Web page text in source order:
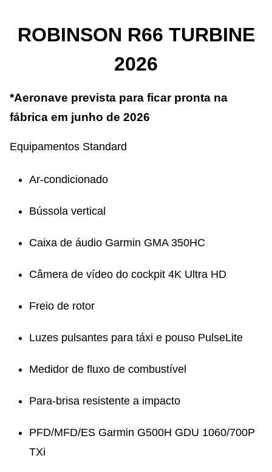
ROBINSON R66 TURBINE
2026
*Aeronave prevista para ficar pronta na
fábrica em junho de 2026
Equipamentos Standard
Ar-condicionado
Bússola vertical
Caixa de áudio Garmin GMA 350HC
Câmera de vídeo do cockpit 4K Ultra HD
Freio de rotor
Luzes pulsantes para táxi e pouso PulseLite
Medidor de fluxo de combustível
Para-brisa resistente a impacto
PFD/MFD/ES Garmin G500H GDU 1060/700P
TXi